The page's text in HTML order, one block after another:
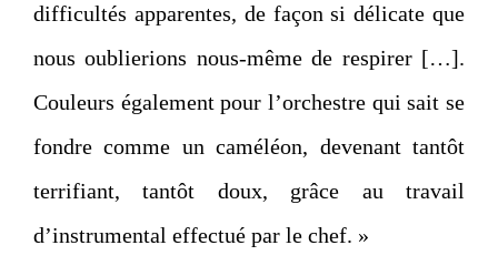
difficultés apparentes, de façon si délicate que
nous oublierions nous-même de respirer […].
Couleurs également pour l’orchestre qui sait se
fondre comme un caméléon, devenant tantôt
terrifiant, tantôt doux, grâce au travail
d’instrumental effectué par le chef. »